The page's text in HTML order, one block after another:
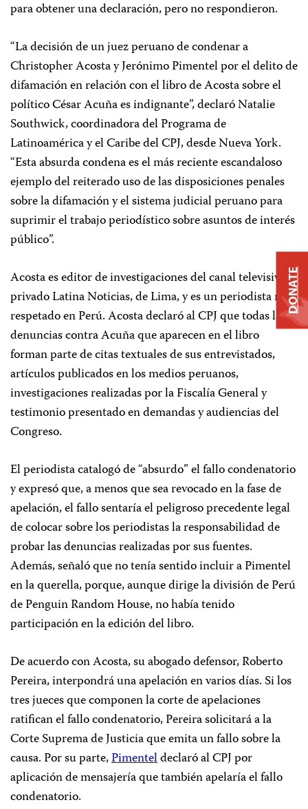
para obtener una declaración, pero no respondieron.
“La decisión de un juez peruano de condenar a
Christopher Acosta y Jerónimo Pimentel por el delito de
difamación en relación con el libro de Acosta sobre el
político César Acuña es indignante”, declaró Natalie
Southwick, coordinadora del Programa de
Latinoamérica y el Caribe del CPJ, desde Nueva York.
“Esta absurda condena es el más reciente escandaloso
ejemplo del reiterado uso de las disposiciones penales
sobre la difamación y el sistema judicial peruano para
suprimir el trabajo periodístico sobre asuntos de interés
público”.
Acosta es editor de investigaciones del canal televisivo
privado Latina Noticias, de Lima, y es un periodista muy
respetado en Perú. Acosta declaró al CPJ que todas las
denuncias contra Acuña que aparecen en el libro
forman parte de citas textuales de sus entrevistados,
artículos publicados en los medios peruanos,
investigaciones realizadas por la Fiscalía General y
testimonio presentado en demandas y audiencias del
Congreso.
El periodista catalogó de “absurdo” el fallo condenatorio
y expresó que, a menos que sea revocado en la fase de
apelación, el fallo sentaría el peligroso precedente legal
de colocar sobre los periodistas la responsabilidad de
probar las denuncias realizadas por sus fuentes.
Además, señaló que no tenía sentido incluir a Pimentel
en la querella, porque, aunque dirige la división de Perú
de Penguin Random House, no había tenido
participación en la edición del libro.
De acuerdo con Acosta, su abogado defensor, Roberto
Pereira, interpondrá una apelación en varios días. Si los
tres jueces que componen la corte de apelaciones
ratifican el fallo condenatorio, Pereira solicitará a la
Corte Suprema de Justicia que emita un fallo sobre la
causa. Por su parte,Pimenteldeclaró al CPJ por
aplicación de mensajería que también apelaría el fallo
condenatorio.
DONATE